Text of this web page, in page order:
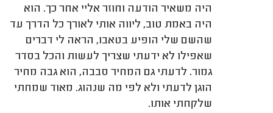
היה משאיר הודעה וחוזר אליי אחר כך. הוא
היה באמת טוב, ליווה אותי לאורך כל הדרך עד
שהשם שלי הופיע בטאבו, הראה לי דברים
שאפילו לא ידעתי שצריך לעשות והכל בסדר
גמור. לדעתי גם המחיר סבבה, הוא גבה מחיר
הוגן לדעתי ולא לפי מה שנהוג. מאוד שמחתי
שלקחתי אותו.